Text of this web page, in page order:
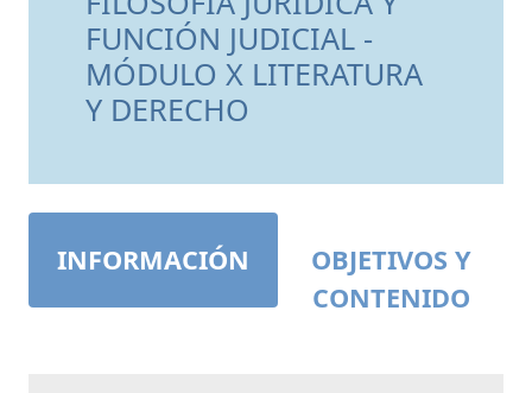
FUNCIÓN JUDICIAL -
MÓDULO X LITERATURA
Y DERECHO
INFORMACIÓN
OBJETIVOS Y
CONTENIDO